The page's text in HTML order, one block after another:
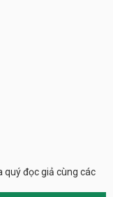
đọc giả cùng các